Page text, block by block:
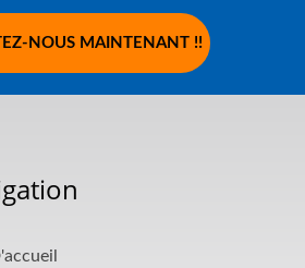
NOUS MAINTENANT !!